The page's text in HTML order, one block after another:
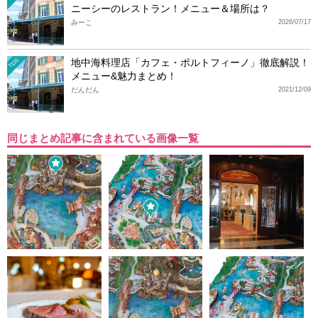
ニーシーのレストラン！メニュー＆場所は？
2026/07/17
みーこ
TDS
地中海料理店「カフェ・ポルトフィーノ」徹底解説！
メニュー&魅力まとめ！
2021/12/09
だんだん
同じまとめ記事に含まれている画像一覧